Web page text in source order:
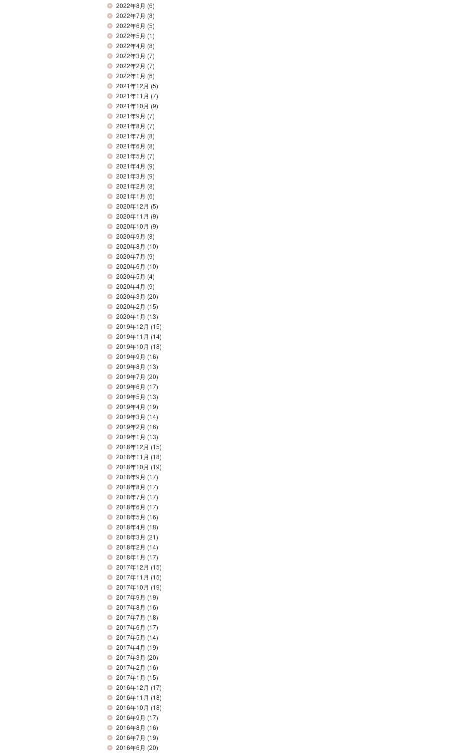
2022年8月 (6)
2022年7月 (8)
2022年6月 (5)
2022年5月 (1)
2022年4月 (8)
2022年3月 (7)
2022年2月 (7)
2022年1月 (6)
2021年12月 (5)
2021年11月 (7)
2021年10月 (9)
2021年9月 (7)
2021年8月 (7)
2021年7月 (8)
2021年6月 (8)
2021年5月 (7)
2021年4月 (9)
2021年3月 (9)
2021年2月 (8)
2021年1月 (6)
2020年12月 (5)
2020年11月 (9)
2020年10月 (9)
2020年9月 (8)
2020年8月 (10)
2020年7月 (9)
2020年6月 (10)
2020年5月 (4)
2020年4月 (9)
2020年3月 (20)
2020年2月 (15)
2020年1月 (13)
2019年12月 (15)
2019年11月 (14)
2019年10月 (18)
2019年9月 (16)
2019年8月 (13)
2019年7月 (20)
2019年6月 (17)
2019年5月 (13)
2019年4月 (19)
2019年3月 (14)
2019年2月 (16)
2019年1月 (13)
2018年12月 (15)
2018年11月 (18)
2018年10月 (19)
2018年9月 (17)
2018年8月 (17)
2018年7月 (17)
2018年6月 (17)
2018年5月 (16)
2018年4月 (18)
2018年3月 (21)
2018年2月 (14)
2018年1月 (17)
2017年12月 (15)
2017年11月 (15)
2017年10月 (19)
2017年9月 (19)
2017年8月 (16)
2017年7月 (18)
2017年6月 (17)
2017年5月 (14)
2017年4月 (19)
2017年3月 (20)
2017年2月 (16)
2017年1月 (15)
2016年12月 (17)
2016年11月 (18)
2016年10月 (18)
2016年9月 (17)
2016年8月 (16)
2016年7月 (19)
2016年6月 (20)